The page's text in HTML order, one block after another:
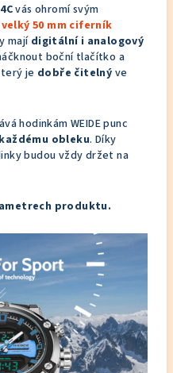
vás ohromí svým
velký 50 mm ciferník
mají digitální i analogový
boční tlačítko a
je dobře čitelný ve
hodinkám WEIDE punc
každému obleku. Díky
budou vždy držet na
produktu.